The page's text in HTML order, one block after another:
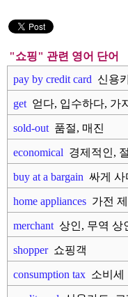
"쇼핑" 관련 영어 단어
pay by credit card 신용
get 얻다, 입수하다, 가
sold-out 품절, 매진
economical 경제적인,
buy at a bargain 싸게 사
home appliances 가전
merchant 상인, 무역 상
shopper쇼핑객
consumption tax 소비세